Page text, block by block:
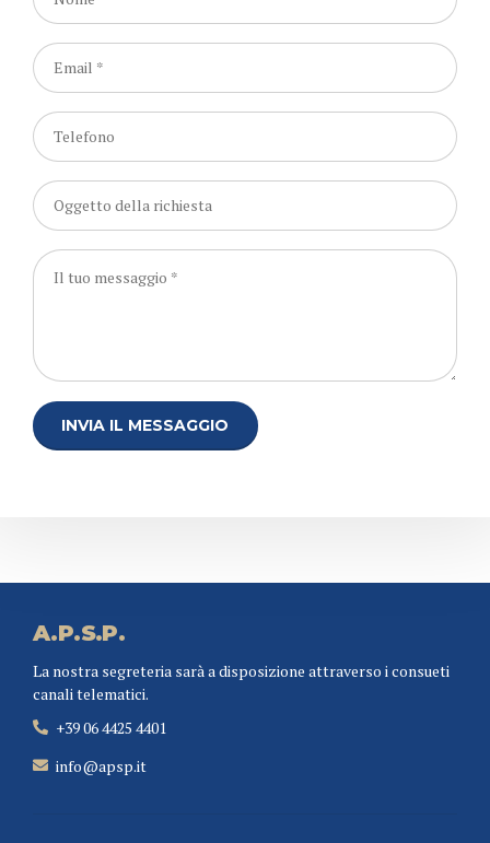
A.P.S.P.
La nostra segreteria sarà a disposizione attraverso i consueti
canali telematici.
+39 06 4425 4401
info@apsp.it